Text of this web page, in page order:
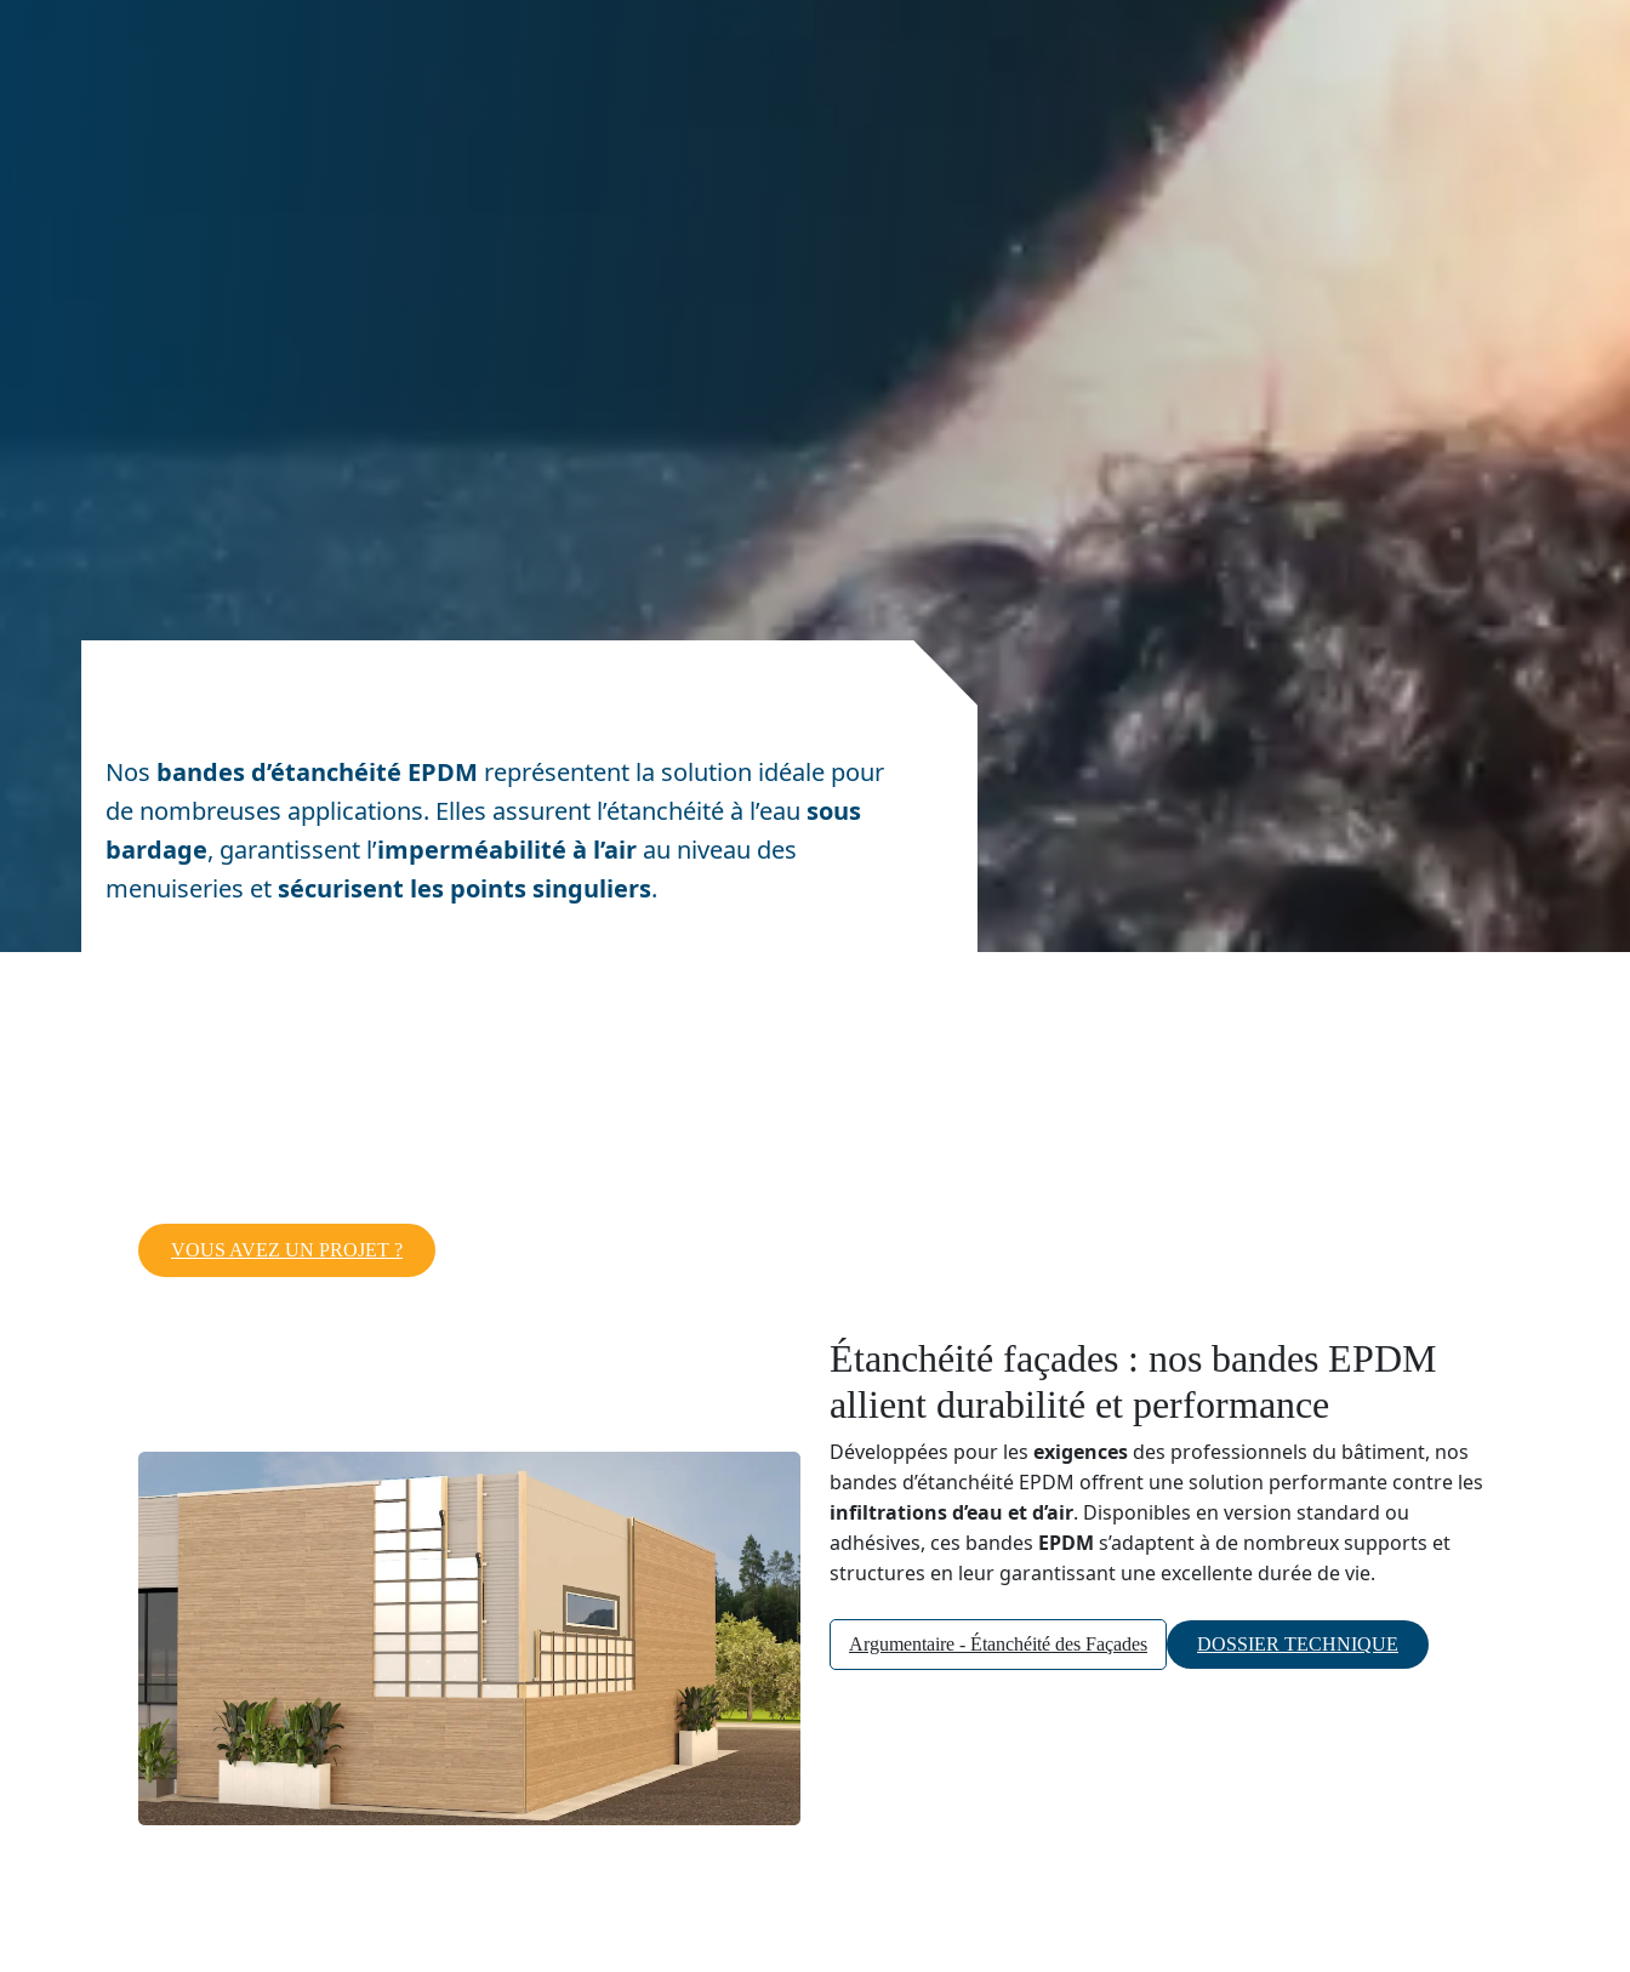
Nos bandes d’étanchéité EPDM représentent la solution idéale pour
de nombreuses applications. Elles assurent l’étanchéité à l’eau sous
bardage, garantissent l’imperméabilité à l’air au niveau des
menuiseries et sécurisent les points singuliers.
VOUS AVEZ UN PROJET ?
Étanchéité façades : nos bandes EPDM
allient durabilité et performance
Développées pour les exigencesdes professionnels du bâtiment, nos
bandes d’étanchéité EPDM offrent une solution performante contre les
infiltrations d’eau et d’air. Disponibles en version standard ou
adhésives, ces bandes EPDM s’adaptent à de nombreux supports et
structures en leur garantissant une excellente durée de vie.
Argumentaire - Étanchéité des Façades DOSSIER TECHNIQUE